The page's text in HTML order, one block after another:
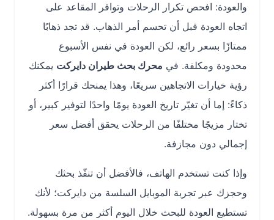
والعودة: افحص تكرار الرحلات وتوافر المقاعد على
اتجاه العودة قبل أن تحسم أمر الذهاب. قد تجد ذهابًا
ممتازًا بسعر رائع، لكن العودة في نفس الأسبوع
محدودة ومكلفة. فيمحرك بحث طيران دايركتيمكنك
رؤية خيارات الاتجاهين سريعًا، وهذا يمنحك قرارًا أكثر
ذكاءً: إما أن تغيّر تاريخ العودة يومًا واحدًا لتوفير كبير، أو
تختار مزيجًا مختلفًا من الرحلات يحقق أفضل سعر
إجمالي دون مجازفة.
وإذا كنت تستخدم الهاتف، فالأفضل أن تنفّذ بحثك
وحجزك عبر تجربة الموبايل السلسة من دايركت؛ لأنك
تستطيع العودة للبحث خلال اليوم أكثر من مرة بسهولة.